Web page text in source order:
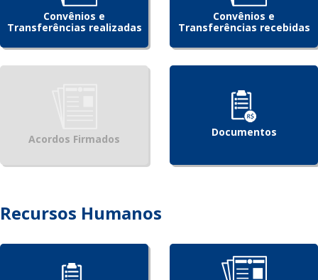
Convênios e
Transferências realizadas
Convênios e
Transferências recebidas
Acordos Firmados
Documentos
Recursos Humanos